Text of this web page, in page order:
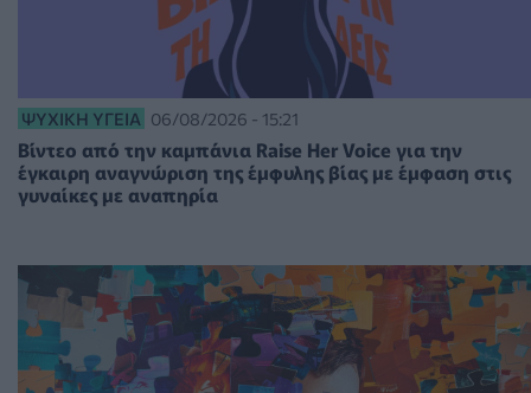
ΨΥΧΙΚΉ ΥΓΕΊΑ 06/08/2026 - 15:21
Βίντεο από την καμπάνια Raise Her Voice για την
έγκαιρη αναγνώριση της έμφυλης βίας με έμφαση στις
γυναίκες με αναπηρία